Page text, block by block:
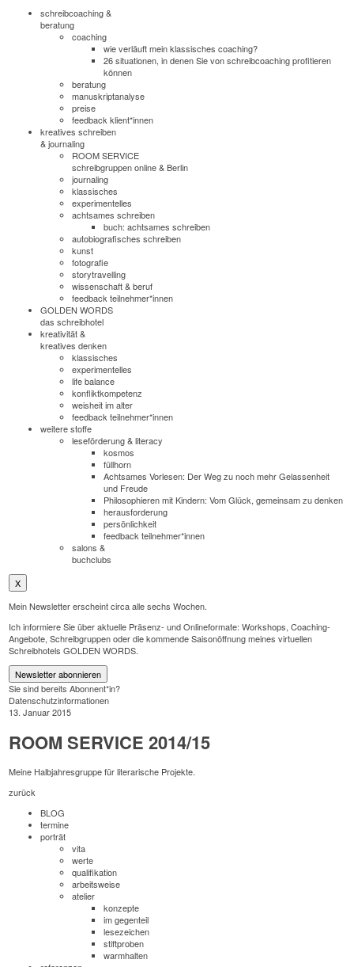
schreibcoaching &
beratung
coaching
wie verläuft mein klassisches coaching?
26 situationen, in denen Sie von schreibcoaching profitieren
können
beratung
manuskriptanalyse
preise
feedback klient*innen
kreatives schreiben
& journaling
ROOM SERVICE
schreibgruppen online & Berlin
journaling
klassisches
experimentelles
achtsames schreiben
buch: achtsames schreiben
autobiografisches schreiben
kunst
fotografie
storytravelling
wissenschaft & beruf
feedback teilnehmer*innen
GOLDEN WORDS
das schreibhotel
kreativität &
kreatives denken
klassisches
experimentelles
life balance
konfliktkompetenz
weisheit im alter
feedback teilnehmer*innen
weitere stoffe
leseförderung & literacy
kosmos
füllhorn
Achtsames Vorlesen: Der Weg zu noch mehr Gelassenheit
und Freude
Philosophieren mit Kindern: Vom Glück, gemeinsam zu denken
herausforderung
persönlichkeit
feedback teilnehmer*innen
salons &
buchclubs
X
Mein Newsletter erscheint circa alle sechs Wochen.
Ich informiere Sie über aktuelle Präsenz- und Onlineformate: Workshops, Coaching-
Angebote, Schreibgruppen oder die kommende Saisonöffnung meines virtuellen
Schreibhotels GOLDEN WORDS.
Newsletter abonnieren
Sie sind bereits Abonnent*in?
Datenschutzinformationen
13. Januar 2015
ROOM SERVICE 2014/15
Meine Halbjahresgruppe für literarische Projekte.
zurück
BLOG
termine
porträt
vita
werte
qualifikation
arbeitsweise
atelier
konzepte
im gegenteil
lesezeichen
stiftproben
warmhalten